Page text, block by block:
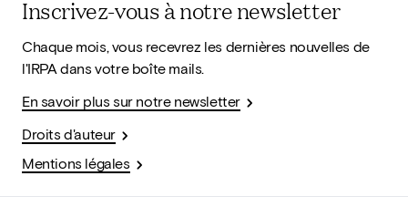
Inscrivez-vous à notre newsletter
Chaque mois, vous recevrez les dernières nouvelles de
l'IRPA dans votre boîte mails.
En savoir plus sur notre newsletter
Droits d'auteur
Mentions légales